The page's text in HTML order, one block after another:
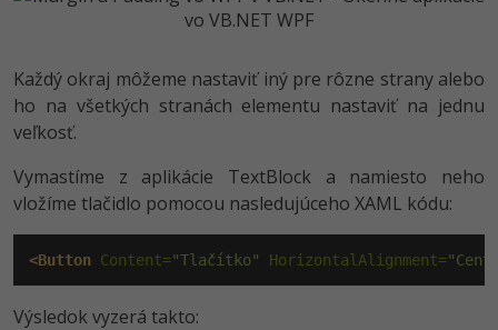
Každý okraj môžeme nastaviť iný pre rôzne strany alebo
ho na všetkých stranách elementu nastaviť na jednu
veľkosť.
Vymastíme z aplikácie TextBlock a namiesto neho
vložíme tlačidlo pomocou nasledujúceho XAML kódu:
<Button Content="Tlačítko" HorizontalAlignment=
Výsledok vyzerá takto: